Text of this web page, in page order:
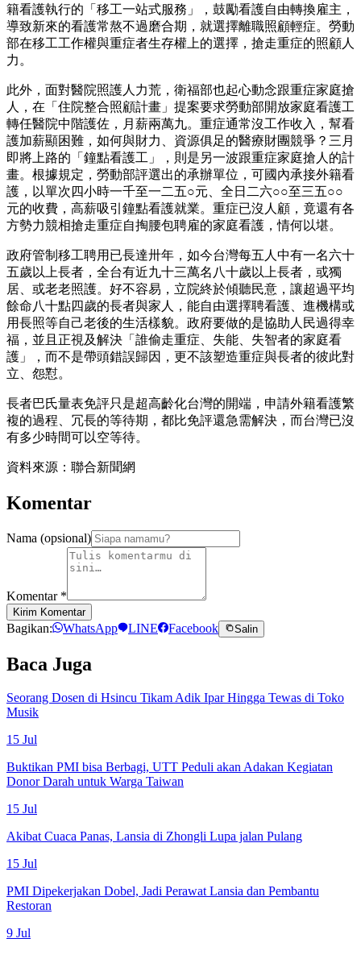
籍看護執行的「移工一站式服務」，鼓勵看護自由轉換雇主，
導致新來的看護常熬不過磨合期，就選擇離職照顧輕症。勞動
部在移工工作權與重症者生存權上的選擇，搶走重症的照顧人
力。
此外，面對醫院照護人力荒，衛福部也起心動念跟重症家庭搶
人，在「住院整合照顧計畫」提案要求勞動部開放家庭看護工
轉任醫院中階護佐，月薪兩萬九。重症通常沒工作收入，幫看
護加薪顯困難，如何與財力、資源俱足的醫療財團競爭？三月
即將上路的「鐘點看護工」，則是另一波跟重症家庭搶人的計
畫。根據規定，勞動部評選出的承辦單位，可國內承接外籍看
護，以單次四小時一千至一二五○元、全日二六○○至三五○○
元的收費，高薪吸引鐘點看護就業。重症已沒人顧，竟還有各
方勢力競相搶走重症自掏腰包聘雇的家庭看護，情何以堪。
政府管制移工聘用已長達卅年，如今台灣每五人中有一名六十
五歲以上長者，全台有近九十三萬名八十歲以上長者，或獨
居、或老老照護。好不容易，立院終於傾聽民意，讓超過平均
餘命八十點四歲的長者與家人，能自由選擇聘看護、進機構或
用長照等自己老後的生活樣貌。政府要做的是協助人民過得幸
福，並且正視及解決「誰偷走重症、失能、失智者的家庭看
護」，而不是帶頭錯誤歸因，更不該塑造重症與長者的彼此對
立、怨懟。
長者巴氏量表免評只是超高齡化台灣的開端，申請外籍看護繁
複的過程、冗長的等待期，都比免評還急需解決，而台灣已沒
有多少時間可以空等待。
資料來源：聯合新聞網
Komentar
Nama (opsional)
Komentar *
Kirim Komentar
Bagikan: WhatsApp LINE Facebook Salin
Baca Juga
Seorang Dosen di Hsincu Tikam Adik Ipar Hingga Tewas di Toko
Musik
15 Jul
Buktikan PMI bisa Berbagi, UTT Peduli akan Adakan Kegiatan
Donor Darah untuk Warga Taiwan
15 Jul
Akibat Cuaca Panas, Lansia di Zhongli Lupa jalan Pulang
15 Jul
PMI Dipekerjakan Dobel, Jadi Perawat Lansia dan Pembantu
Restoran
9 Jul